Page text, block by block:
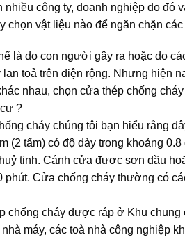
công ty, doanh nghiệp do đó
chọn vật liệu nào để ngăn chặn
là do con người gây ra hoặc do
lan toả trên diện rộng. Nhưng hiện
nhau, chọn cửa thép chống
?
cháy chúng tôi bạn hiểu rằng
(2 tấm) có độ dày trong khoảng
tinh. Cánh cửa được sơn dầu
phút. Cửa chống cháy thường có
chống cháy được ráp ở Khu chung
máy, các toà nhà công nghiệp